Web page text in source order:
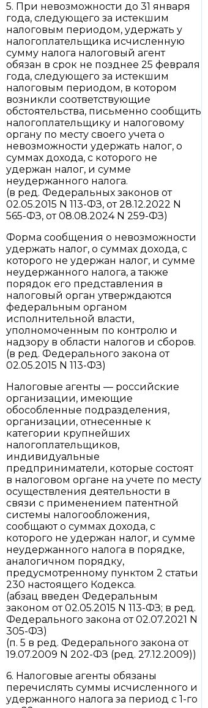
5. При невозможности до 31 января
года, следующего за истекшим
налоговым периодом, удержать у
налогоплательщика исчисленную
сумму налога налоговый агент
обязан в срок не позднее 25 февраля
года, следующего за истекшим
налоговым периодом, в котором
возникли соответствующие
обстоятельства, письменно сообщить
налогоплательщику и налоговому
органу по месту своего учета о
невозможности удержать налог, о
суммах дохода, с которого не
удержан налог, и сумме
неудержанного налога.
(в ред. Федеральных законов от
02.05.2015 N 113-ФЗ, от 28.12.2022 N
565-ФЗ, от 08.08.2024 N 259-ФЗ)
Форма сообщения о невозможности
удержать налог, о суммах дохода, с
которого не удержан налог, и сумме
неудержанного налога, а также
порядок его представления в
налоговый орган утверждаются
федеральным органом
исполнительной власти,
уполномоченным по контролю и
надзору в области налогов и сборов.
(в ред. Федерального закона от
02.05.2015 N 113-ФЗ)
Налоговые агенты — российские
организации, имеющие
обособленные подразделения,
организации, отнесенные к
категории крупнейших
налогоплательщиков,
индивидуальные
предприниматели, которые состоят
в налоговом органе на учете по месту
осуществления деятельности в
связи с применением патентной
системы налогообложения,
сообщают о суммах дохода, с
которого не удержан налог, и сумме
неудержанного налога в порядке,
аналогичном порядку,
предусмотренному пунктом 2 статьи
230 настоящего Кодекса.
(абзац введен Федеральным
законом от 02.05.2015 N 113-ФЗ; в ред.
Федерального закона от 02.07.2021 N
305-ФЗ)
(п. 5 в ред. Федерального закона от
19.07.2009 N 202-ФЗ (ред. 27.12.2009))
6. Налоговые агенты обязаны
перечислять суммы исчисленного и
удержанного налога за период с 1-го